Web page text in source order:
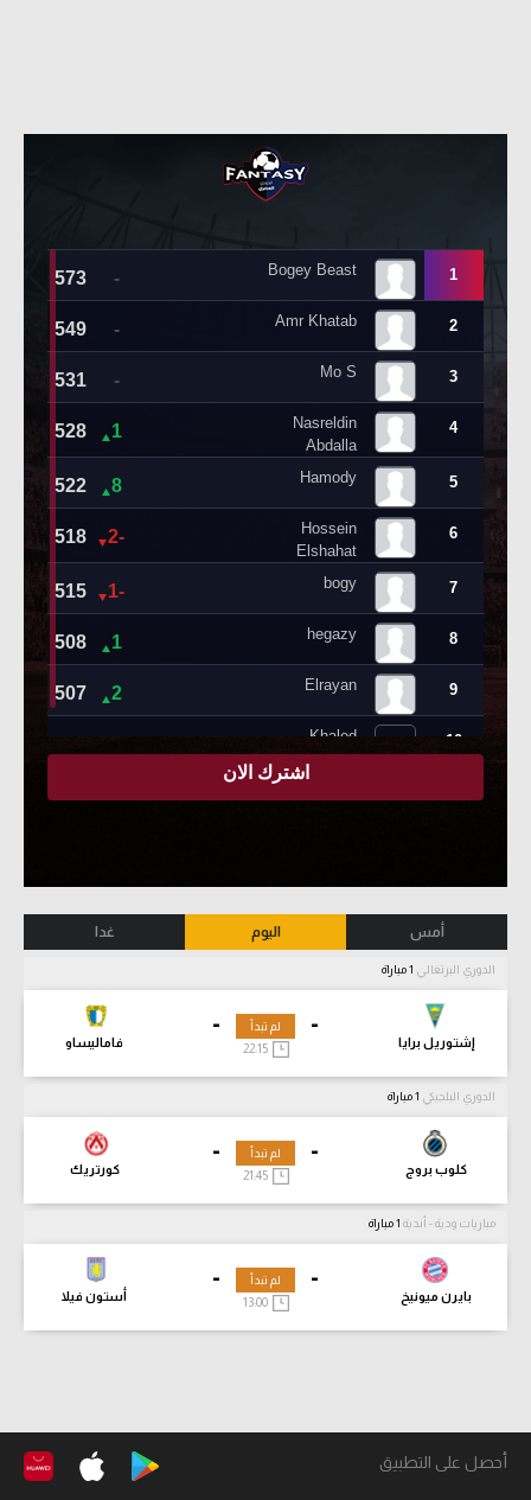
أمس اليوم غدا
الدوري البرتغالي
-
إشتوريل برايا
-
فاماليساو
لم تبدأ
22:15
الدوري البلجيكي
-
كلوب بروج
-
كورتريك
لم تبدأ
21:45
مباريات ودية - أندية
-
بايرن ميونيخ
-
أستون فيلا
لم تبدأ
13:00
أحصل على التطبيق